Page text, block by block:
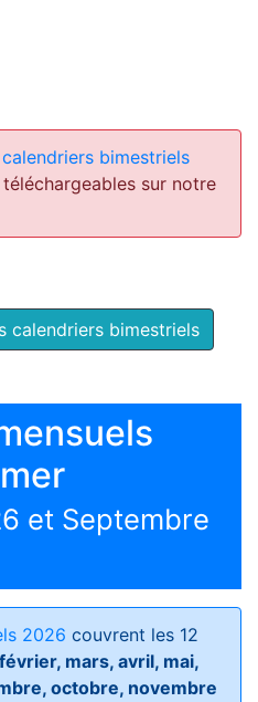
calendriers bimestriels
sur notre
calendriers bimestriels
et Septembre
2026 couvrent les 12
mars, avril, mai,
octobre, novembre